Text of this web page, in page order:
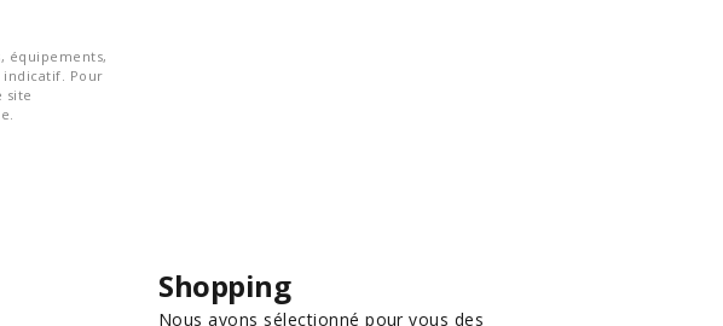
équipements,
Pour
site
Shopping
Nous avons sélectionné pour vous des